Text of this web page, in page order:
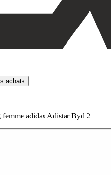
achats
femme adidas Adistar Byd 2